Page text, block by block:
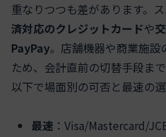
重なりつつも差があります。
済対応のクレジットカードや
PayPay。店舗機器や商業施設
ため、会計直前の切替手段ま
以下で場面別の可否と最速の
最速 ：Visa/Mastercard/